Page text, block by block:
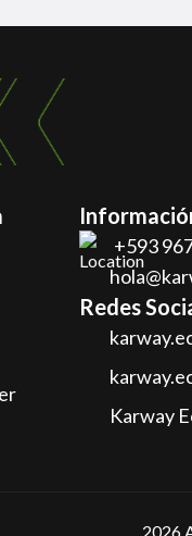
+593
Redes
Karway
2026